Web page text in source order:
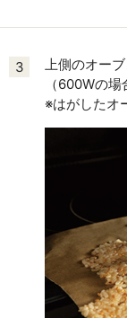
3
上側のオー
（600Wの場
※はがしたオ